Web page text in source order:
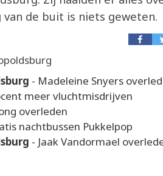
van de buit is niets geweten.
- Madeleine Snyers
meer vluchtmisdrijven
overleden
nachtbussen Pukkelpop
- Jaak Vandormael